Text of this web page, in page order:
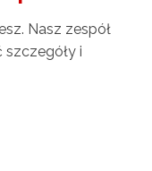
Nasz zespół
i